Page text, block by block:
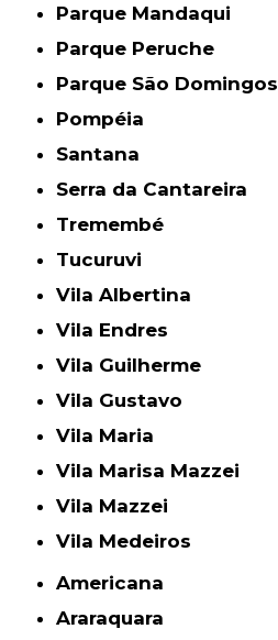
Parque Mandaqui
Parque Peruche
Parque São Domingos
Pompéia
Santana
Serra da Cantareira
Tremembé
Tucuruvi
Vila Albertina
Vila Endres
Vila Guilherme
Vila Gustavo
Vila Maria
Vila Marisa Mazzei
Vila Mazzei
Vila Medeiros
Americana
Araraquara